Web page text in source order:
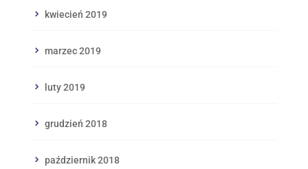
kwiecień 2019
marzec 2019
luty 2019
grudzień 2018
październik 2018